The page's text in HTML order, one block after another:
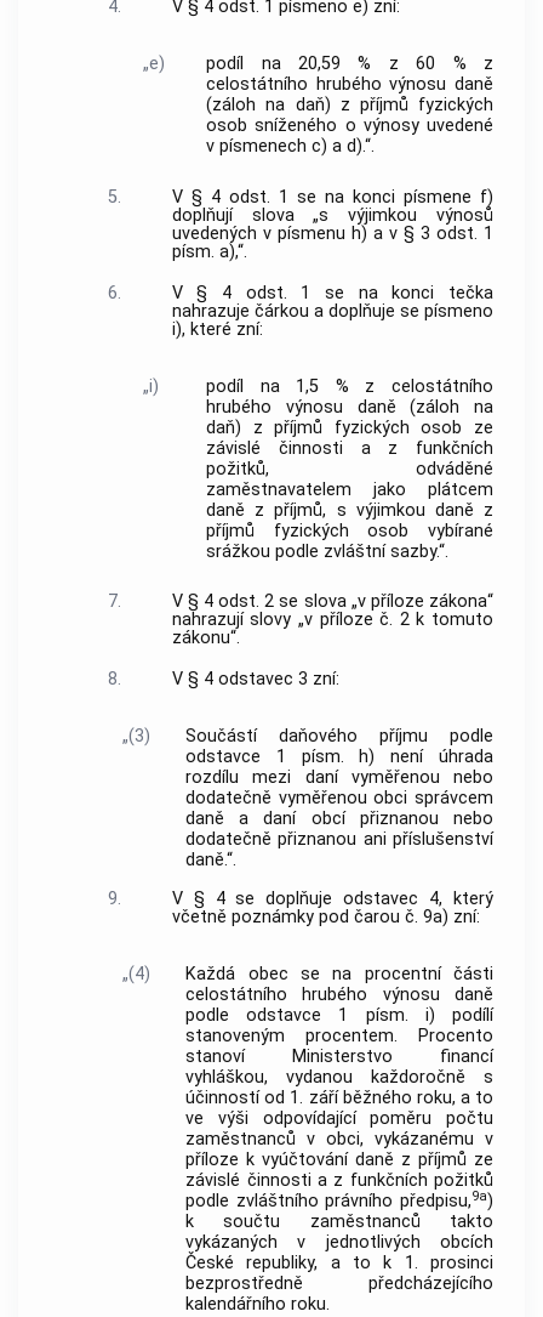
4. V § 4 odst. 1 písmeno e) zní:
„e)
podíl na 20,59 % z 60 % z
celostátního hrubého výnosu daně
(záloh na daň) z příjmů fyzických
osob sníženého o výnosy uvedené
v písmenech c) a d).“.
5.
V § 4 odst. 1 se na konci písmene f)
doplňují slova „s výjimkou výnosů
uvedených v písmenu h) a v § 3 odst. 1
písm. a),“.
6.
V § 4 odst. 1 se na konci tečka
nahrazuje čárkou a doplňuje se písmeno
i), které zní:
„i)
podíl na 1,5 % z celostátního
hrubého výnosu daně (záloh na
daň) z příjmů fyzických osob ze
závislé činnosti a z funkčních
požitků, odváděné
zaměstnavatelem jako plátcem
daně z příjmů, s výjimkou daně z
příjmů fyzických osob vybírané
srážkou podle zvláštní sazby.“.
7.
V § 4 odst. 2 se slova „v příloze zákona“
nahrazují slovy „v příloze č. 2 k tomuto
zákonu“.
8.
V § 4 odstavec 3 zní:
„(3)
Součástí daňového příjmu podle
odstavce 1 písm. h) není úhrada
rozdílu mezi daní vyměřenou nebo
dodatečně vyměřenou obci správcem
daně a daní obcí přiznanou nebo
dodatečně přiznanou ani příslušenství
daně.“.
9.
V § 4 se doplňuje odstavec 4, který
včetně poznámky pod čarou č. 9a) zní:
„(4)
Každá obec se na procentní části
celostátního hrubého výnosu daně
podle odstavce 1 písm. i) podílí
stanoveným procentem. Procento
stanoví Ministerstvo financí
vyhláškou, vydanou každoročně s
účinností od 1. září běžného roku, a to
ve výši odpovídající poměru počtu
zaměstnanců v obci, vykázanému v
příloze k vyúčtování daně z příjmů ze
závislé činnosti a z funkčních požitků
podle zvláštního právního předpisu,9a)
k součtu zaměstnanců takto
vykázaných v jednotlivých obcích
České republiky, a to k 1. prosinci
bezprostředně předcházejícího
kalendářního roku.